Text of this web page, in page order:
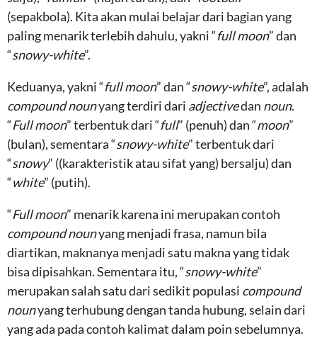
(sepakbola). Kita akan mulai belajar dari bagian yang
paling menarik terlebih dahulu, yakni “full moon” dan
“snowy-white”.
Keduanya, yakni “full moon” dan “snowy-white”, adalah
compound nounyang terdiri dari adjectivedan noun.
“Full moon” terbentuk dari “full” (penuh) dan “moon”
(bulan), sementara “snowy-white” terbentuk dari
“snowy” ((karakteristik atau sifat yang) bersalju) dan
“white” (putih).
“Full moon” menarik karena ini merupakan contoh
compound nounyang menjadi frasa, namun bila
diartikan, maknanya menjadi satu makna yang tidak
bisa dipisahkan. Sementara itu, “snowy-white”
merupakan salah satu dari sedikit populasi compound
nounyang terhubung dengan tanda hubung, selain dari
yang ada pada contoh kalimat dalam poin sebelumnya.